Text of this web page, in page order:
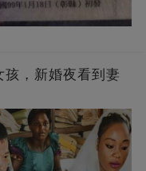
孩，新婚夜看到妻